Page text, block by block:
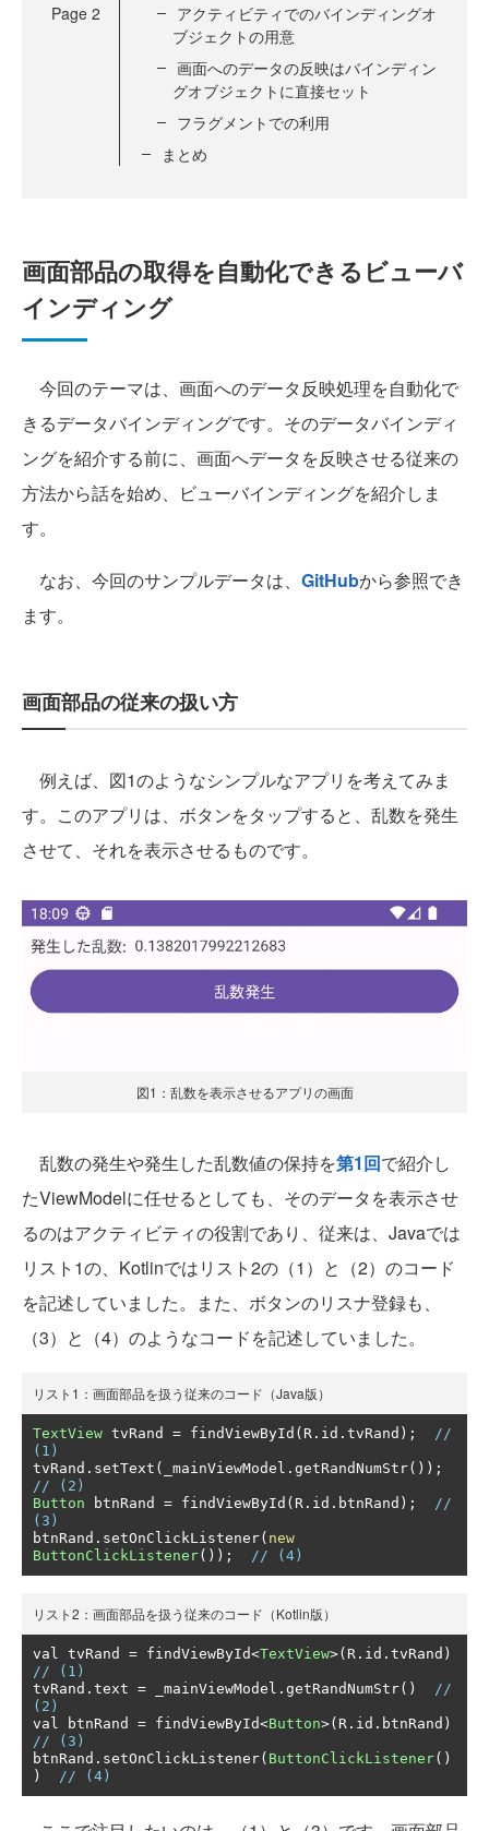
Page 2
アクティビティでのバインディングオ
ブジェクトの用意
画面へのデータの反映はバインディン
グオブジェクトに直接セット
フラグメントでの利用
まとめ
画面部品の取得を自動化できるビューバ
インディング
今回のテーマは、画面へのデータ反映処理を自動化で
きるデータバインディングです。そのデータバインディ
ングを紹介する前に、画面へデータを反映させる従来の
方法から話を始め、ビューバインディングを紹介しま
す。
なお、今回のサンプルデータは、 GitHubから参照でき
ます。
画面部品の従来の扱い方
例えば、図1のようなシンプルなアプリを考えてみま
す。このアプリは、ボタンをタップすると、乱数を発生
させて、それを表示させるものです。
図1：乱数を表示させるアプリの画面
乱数の発生や発生した乱数値の保持を第1回で紹介し
たViewModelに任せるとしても、そのデータを表示させ
るのはアクティビティの役割であり、従来は、Javaでは
リスト1の、Kotlinではリスト2の（1）と（2）のコード
を記述していました。また、ボタンのリスナ登録も、
（3）と（4）のようなコードを記述していました。
リスト1：画面部品を扱う従来のコード（Java版）
TextView tvRand = findViewById ( R . id . tvRand );
//
(1)
tvRand . setText ( _mainViewModel . getRandNumStr());
// (2)
Button btnRand = findViewById ( R . id . btnRand );
//
(3)
btnRand . setOnClickListener( new
ButtonClickListener()); // (4)
リスト2：画面部品を扱う従来のコード（Kotlin版）
val tvRand = findViewById<TextView>( R . id . tvRand )
// (1)
tvRand . text = _mainViewModel . getRandNumStr()
//
(2)
val btnRand = findViewById<Button>( R . id . btnRand )
// (3)
btnRand . setOnClickListener( ButtonClickListener()
)
// (4)